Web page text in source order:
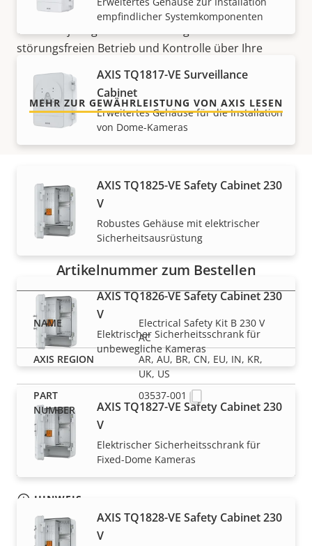
empfindlicher Systemkomponenten
AXIS TQ1817-VE Surveillance
Cabinet
Erweitertes Gehäuse für die Installation
von Dome-Kameras
AXIS TQ1825-VE Safety Cabinet 230
V
Robustes Gehäuse mit elektrischer
Sicherheitsausrüstung
AXIS TQ1826-VE Safety Cabinet 230
V
Elektrischer Sicherheitsschrank für
unbewegliche Kameras
AXIS TQ1827-VE Safety Cabinet 230
V
Elektrischer Sicherheitsschrank für
Fixed-Dome Kameras
AXIS TQ1828-VE Safety Cabinet 230
V
Unsere 3-jährige Gewährleistung bietet
störungsfreien Betrieb und Kontrolle über Ihre
MEHR ZUR GEWÄHRLEISTUNG VON AXIS LESEN
Artikelnummern
Artikelnummer zum Bestellen
Electrical Safety Kit B 230 V
AC
AR, AU, BR, CN, EU, IN, KR,
UK, US
03537-001
HINWEIS
Axis Produkte unterliegen möglicherweise den
Exportkontrollbestimmungen der USA und der EU